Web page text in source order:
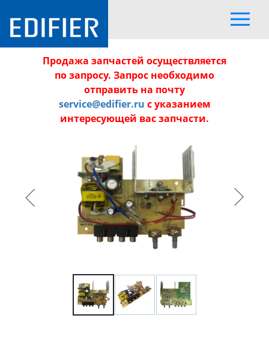
Продажа запчастей осуществляется
по запросу. Запрос необходимо
отправить на почту
service@edifier.ru с указанием
интересующей вас запчасти.